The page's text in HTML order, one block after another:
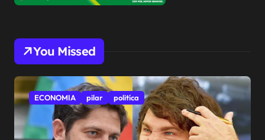
You Missed
ECONOMIA pilar politíca